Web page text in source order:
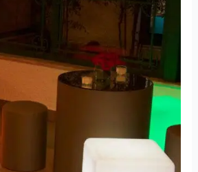
várias
variantes.
As
opções